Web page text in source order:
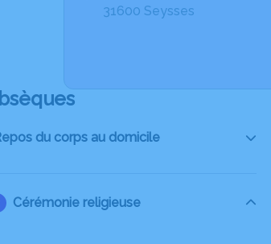
31600 Seysses
du corps au domicile
Cérémonie religieuse